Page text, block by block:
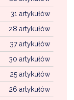
31 artykułów
28 artykułów
37 artykułów
30 artykułów
25 artykułów
26 artykułów